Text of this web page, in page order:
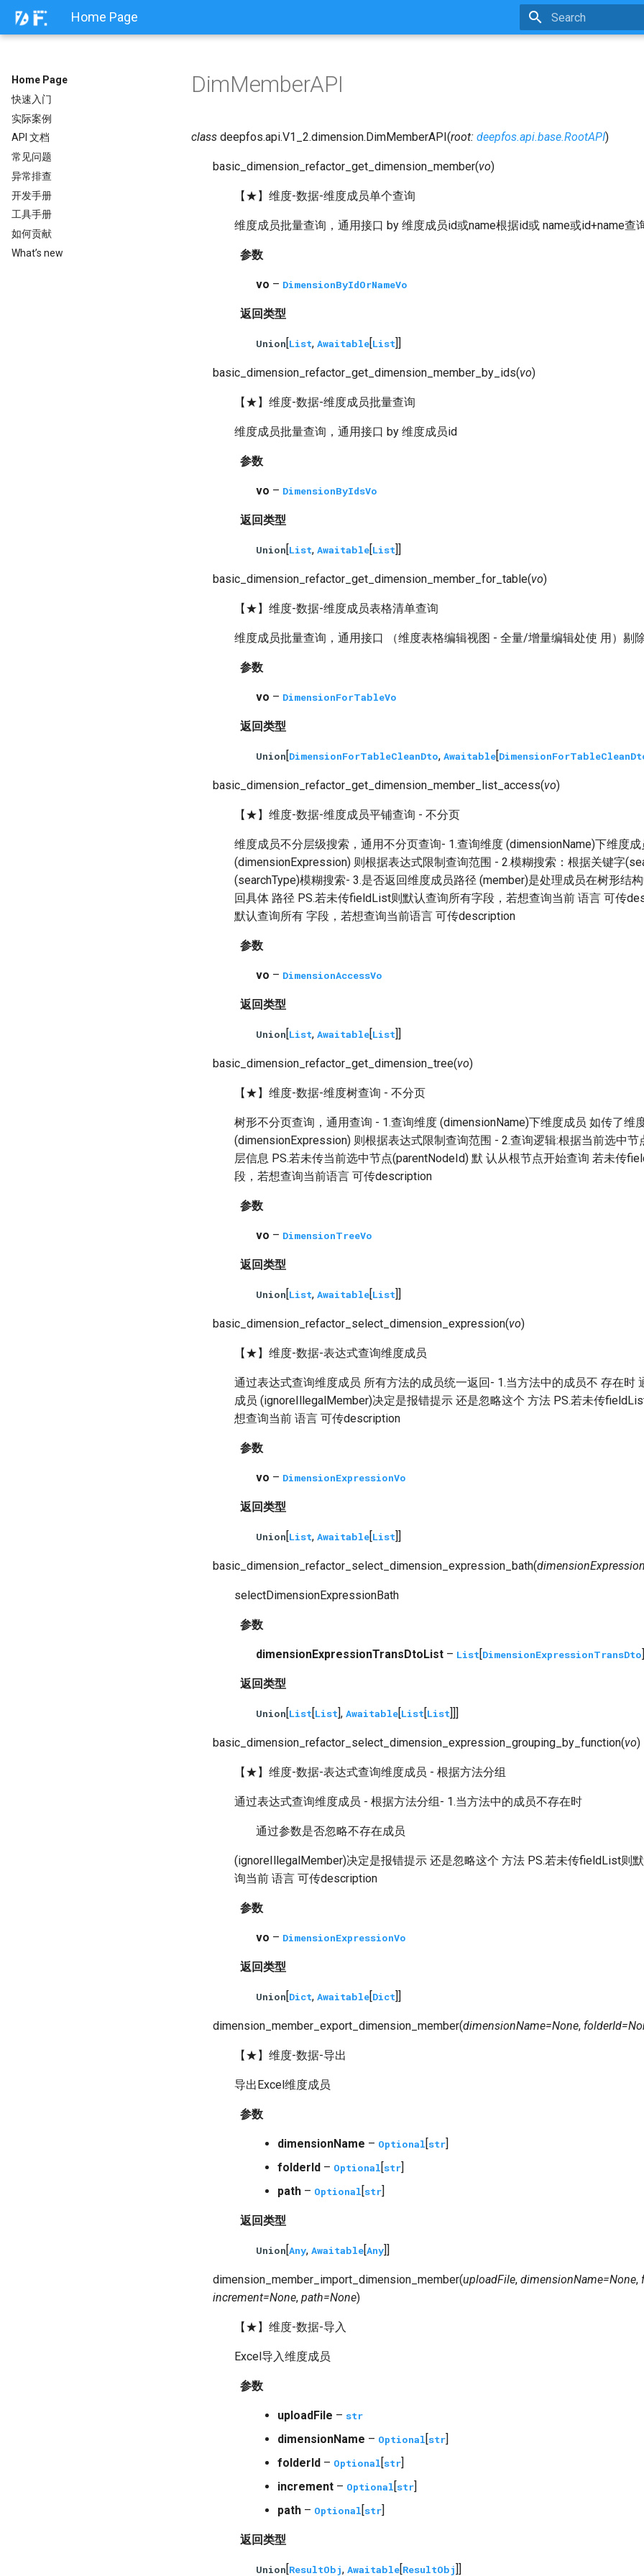
Home Page
Home Page
快速入门
实际案例
API 文档
常见问题
异常排查
开发手册
工具手册
如何贡献
What’s new
DimMemberAPI
class deepfos.api.V1_2.dimension.DimMemberAPI(root: deepfos.api.base.RootAPI)
basic_dimension_refactor_get_dimension_member(vo)
【★】维度-数据-维度成员单个查询
维度成员批量查询，通用接口 by 维度成员id或name根据id或 name或id+name查
参数
vo – DimensionByIdOrNameVo
返回类型
Union[List, Awaitable[List]]
basic_dimension_refactor_get_dimension_member_by_ids(vo)
【★】维度-数据-维度成员批量查询
维度成员批量查询，通用接口 by 维度成员id
参数
vo – DimensionByIdsVo
返回类型
Union[List, Awaitable[List]]
basic_dimension_refactor_get_dimension_member_for_table(vo)
【★】维度-数据-维度成员表格清单查询
维度成员批量查询，通用接口 （维度表格编辑视图 - 全量/增量编辑处使 用）剔
参数
vo – DimensionForTableVo
返回类型
Union[DimensionForTableCleanDto, Awaitable[
basic_dimension_refactor_get_dimension_member_list_access(vo)
【★】维度-数据-维度成员平铺查询 - 不分页
维度成员不分层级搜索，通用不分页查询- 1.查询维度 (dimensionName)下维度
(dimensionExpression) 则根据表达式限制查询范围 - 2.模糊搜索：根据关键字
(searchType)模糊搜索- 3.是否返回维度成员路径 (member)是处理成员在树形结
回具体 路径 PS.若未传fieldList则默认查询所有字段，若想查询当前 语言 可传
默认查询所有 字段，若想查询当前语言 可传description
参数
vo – DimensionAccessVo
返回类型
Union[List, Awaitable[List]]
basic_dimension_refactor_get_dimension_tree(vo)
【★】维度-数据-维度树查询 - 不分页
树形不分页查询，通用查询 - 1.查询维度 (dimensionName)下维度成员 如传了维
(dimensionExpression) 则根据表达式限制查询范围 - 2.查询逻辑:根据当前选中节
层信息 PS.若未传当前选中节点(parentNodeId) 默 认从根节点开始查询 若未传
段，若想查询当前语言 可传description
参数
vo – DimensionTreeVo
返回类型
Union[List, Awaitable[List]]
basic_dimension_refactor_select_dimension_expression(vo)
【★】维度-数据-表达式查询维度成员
通过表达式查询维度成员 所有方法的成员统一返回- 1.当方法中的成员不 存在时
成员 (ignoreIllegalMember)决定是报错提示 还是忽略这个 方法 PS.若未传
想查询当前 语言 可传description
参数
vo – DimensionExpressionVo
返回类型
Union[List, Awaitable[List]]
basic_dimension_refactor_select_dimension_expression_bath(
selectDimensionExpressionBath
参数
dimensionExpressionTransDtoList – List[DimensionExpressionTransDto]
返回类型
Union[List[List], Awaitable[List[List]]]
basic_dimension_refactor_select_dimension_expression_grouping_by_function(vo)
【★】维度-数据-表达式查询维度成员 - 根据方法分组
通过表达式查询维度成员 - 根据方法分组- 1.当方法中的成员不存在时
通过参数是否忽略不存在成员
(ignoreIllegalMember)决定是报错提示 还是忽略这个 方法 PS.若未传fieldList则
询当前 语言 可传description
参数
vo – DimensionExpressionVo
返回类型
Union[Dict, Awaitable[Dict]]
dimension_member_export_dimension_member(dimensionName=None, folderId=
【★】维度-数据-导出
导出Excel维度成员
参数
dimensionName – Optional[str]
folderId – Optional[str]
path – Optional[str]
返回类型
Union[Any, Awaitable[Any]]
dimension_member_import_dimension_member(uploadFile, dimensionName=None,
increment=None, path=None)
【★】维度-数据-导入
Excel导入维度成员
参数
uploadFile – str
dimensionName – Optional[str]
folderId – Optional[str]
increment – Optional[str]
path – Optional[str]
返回类型
Union[ResultObj, Awaitable[ResultObj]]